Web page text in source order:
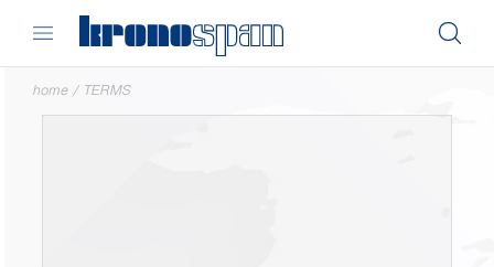
home / TERMS